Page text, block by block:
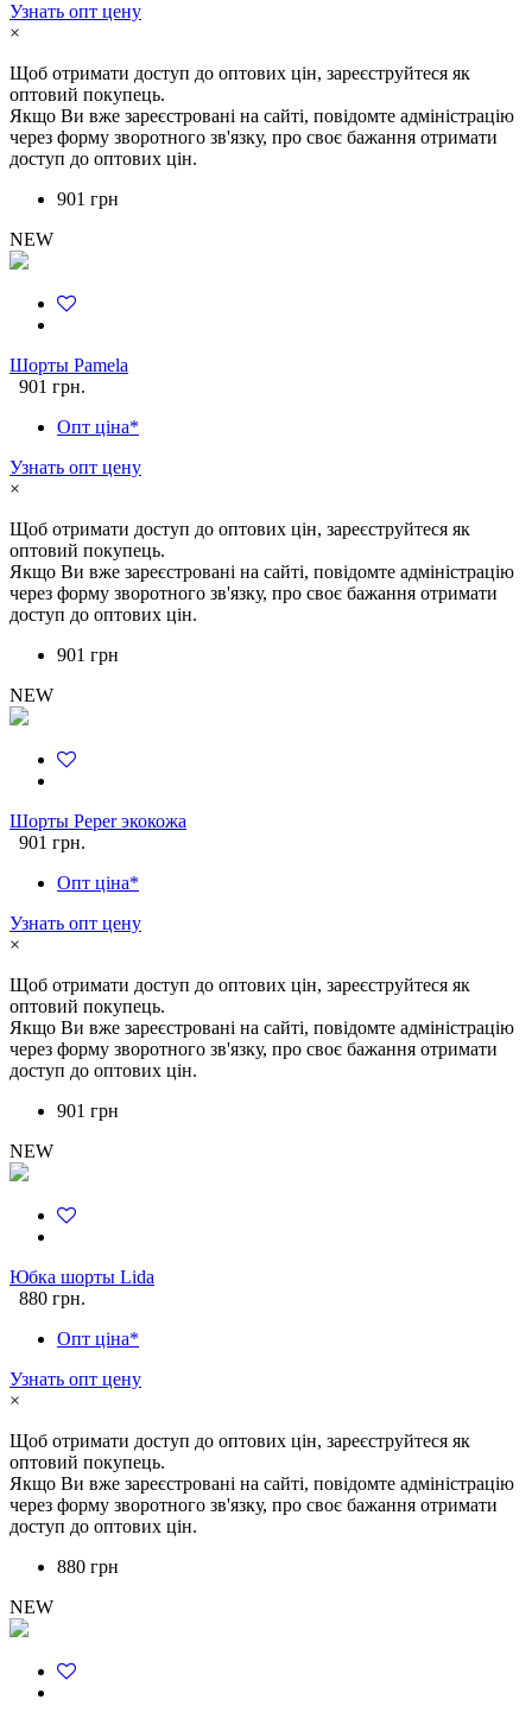
Узнать опт цену
×
Щоб отримати доступ до оптових цін, зареєструйтеся як
оптовий покупець.
Якщо Ви вже зареєстровані на сайті, повідомте адміністрацію
через форму зворотного зв'язку, про своє бажання отримати
доступ до оптових цін.
901 грн
NEW
Шорты Pamela
901 грн.
Опт ціна*
Узнать опт цену
×
Щоб отримати доступ до оптових цін, зареєструйтеся як
оптовий покупець.
Якщо Ви вже зареєстровані на сайті, повідомте адміністрацію
через форму зворотного зв'язку, про своє бажання отримати
доступ до оптових цін.
901 грн
NEW
Шорты Peper экокожа
901 грн.
Опт ціна*
Узнать опт цену
×
Щоб отримати доступ до оптових цін, зареєструйтеся як
оптовий покупець.
Якщо Ви вже зареєстровані на сайті, повідомте адміністрацію
через форму зворотного зв'язку, про своє бажання отримати
доступ до оптових цін.
901 грн
NEW
Юбка шорты Lida
880 грн.
Опт ціна*
Узнать опт цену
×
Щоб отримати доступ до оптових цін, зареєструйтеся як
оптовий покупець.
Якщо Ви вже зареєстровані на сайті, повідомте адміністрацію
через форму зворотного зв'язку, про своє бажання отримати
доступ до оптових цін.
880 грн
NEW